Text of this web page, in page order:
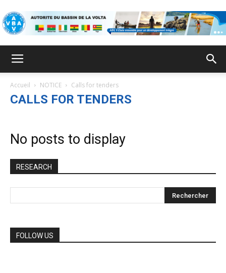
Accueil NOTICE Calls for tenders
CALLS FOR TENDERS
No posts to display
RESEARCH
FOLLOW US